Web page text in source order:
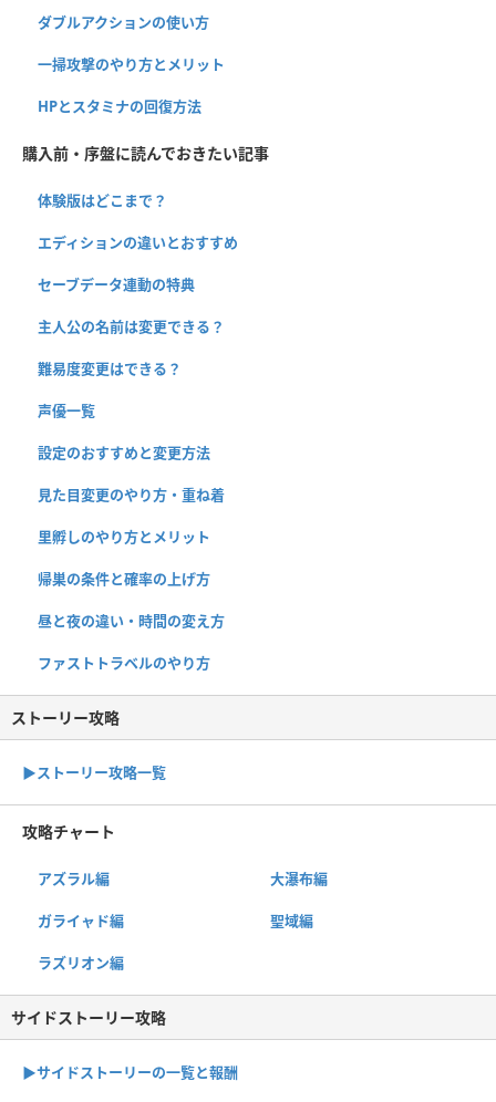
ダブルアクションの使い方
一掃攻撃のやり方とメリット
HPとスタミナの回復方法
購入前・序盤に読んでおきたい記事
体験版はどこまで？
エディションの違いとおすすめ
セーブデータ連動の特典
主人公の名前は変更できる？
難易度変更はできる？
声優一覧
設定のおすすめと変更方法
見た目変更のやり方・重ね着
里孵しのやり方とメリット
帰巣の条件と確率の上げ方
昼と夜の違い・時間の変え方
ファストトラベルのやり方
ストーリー攻略
▶︎ストーリー攻略一覧
攻略チャート
アズラル編 大瀑布編
ガライャド編 聖域編
ラズリオン編
サイドストーリー攻略
▶サイドストーリーの一覧と報酬